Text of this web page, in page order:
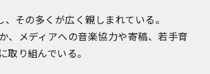
その多くが広く親しまれている。
、メディアへの音楽協力や寄稿、若手育
り組んでいる。